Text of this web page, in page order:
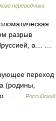
переводчика
разрыв
а… …
переход
(родины,
по… …
Российский